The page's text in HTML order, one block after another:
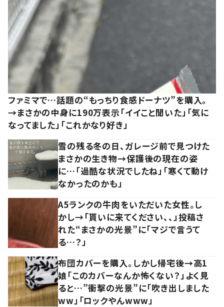
ファミマで…話題の“もっちり食感ドーナツ”を購入。
→まさかの中身に190万表示「イイこと聞いた」「気に
なってました」「これかなり好き」
雪の残る冬の日、ガレージ前で見つけた
まさかの生き物→保護後の現在の姿
に…「過酷な状況でしたね」「寒くて動け
なかったのかも」
A5ランクの牛肉をいただいた女性。し
かし→「貰いに来てください、、」投稿さ
れた“まさかの光景”に「マジで言うて
る…？」
布団カバーを購入。しかし帰宅後→高1
娘「このカバーなんか怖くない？」よく見
ると…”衝撃の光景”に「吹き出しました
ww」「ロックやんwww」